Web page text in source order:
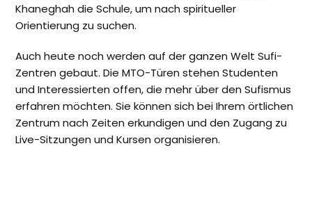
Khaneghah die Schule, um nach spiritueller
Orientierung zu suchen.
Auch heute noch werden auf der ganzen Welt Sufi-
Zentren gebaut. Die MTO-Türen stehen Studenten
und Interessierten offen, die mehr über den Sufismus
erfahren möchten. Sie können sich bei Ihrem örtlichen
Zentrum nach Zeiten erkundigen und den Zugang zu
Live-Sitzungen und Kursen organisieren.